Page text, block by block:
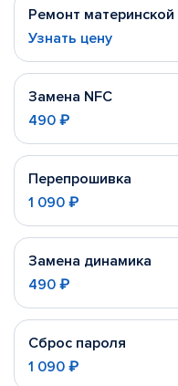
Ремонт
Узнать цену
Замена NFC
490 ₽
Перепрошивка
1 090 ₽
Замена динамика
490 ₽
Сброс пароля
1 090 ₽